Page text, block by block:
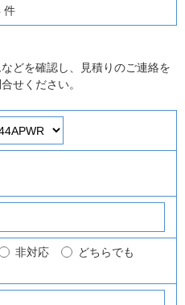
件
どを確認し、見積りのご連絡を
せください。
非対応 どちらでも